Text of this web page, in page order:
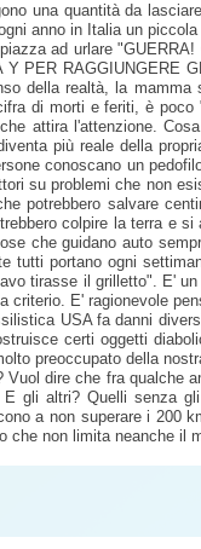
una quantità da
anno in Italia un
ad urlare
PER RAGGIUNGERE
della realtà, la mamma
di morti e feriti, è
attira l'attenzione.
più reale della
conoscano un
su problemi che non
potrebbero salvare
colpire la terra e
che guidano auto
portano ogni
tirasse il grilletto". E'
E' ragionevole
USA fa danni
certi oggetti
preoccupato della
dire che fra qualche
altri? Quelli senza
a non superare i 200
che non limita neanche il